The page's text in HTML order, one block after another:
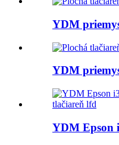
YDM
YDM
YDM Epson